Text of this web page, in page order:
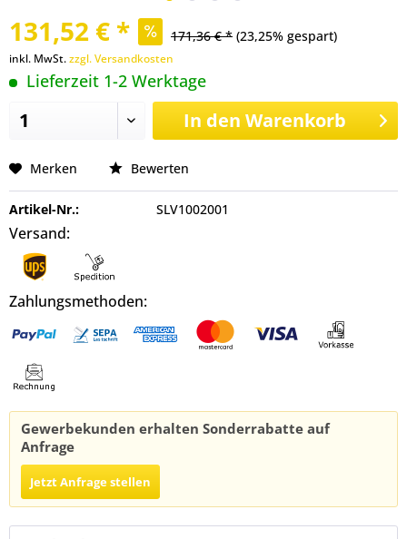
131,52 € * 171,36 € * (23,25% gespart)
inkl. MwSt.zzgl. Versandkosten
Lieferzeit 1-2 Werktage
In den Warenkorb
Merken Bewerten
Artikel-Nr.: SLV1002001
Versand:
Zahlungsmethoden:
Gewerbekunden erhalten Sonderrabatte auf
Anfrage
Jetzt Anfrage stellen